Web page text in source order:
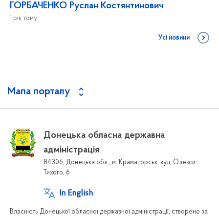
ГОРБАЧЕНКО Руслан Костянтинович
1 рік тому
Усі новини
Мапа порталу
Донецька обласна державна
адміністрація
84306, Донецька обл., м. Краматорськ, вул. Олекси
Тихого, 6
In English
Власність Донецької обласної державної адміністрації, створено за